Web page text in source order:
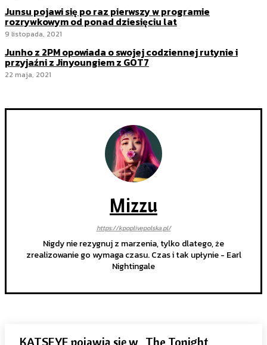
Junsu pojawi się po raz pierwszy w programie
rozrywkowym od ponad dziesięciu lat
9 listopada, 2021
Junho z 2PM opowiada o swojej codziennej rutynie i
przyjaźni z Jinyoungiem z GOT7
22 maja, 2021
Mizzu
https://kpoplivepolska.pl/
Nigdy nie rezygnuj z marzenia, tylko dlatego, że
zrealizowanie go wymaga czasu. Czas i tak upłynie - Earl
Nightingale
KATSEYE pojawią się w „The Tonight